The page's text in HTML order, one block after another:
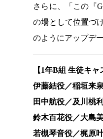
さらに、「この『
の場として位置づ
のようにアップデ
【1年B組 生徒キャ
伊藤結役／稲垣来
田中航役／及川桃
鈴木百花役／大島
若槻琴音役／梶原